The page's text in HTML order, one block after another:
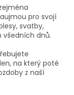
pro svojí
svatby,
všedních dnů.
na který poté
z naší